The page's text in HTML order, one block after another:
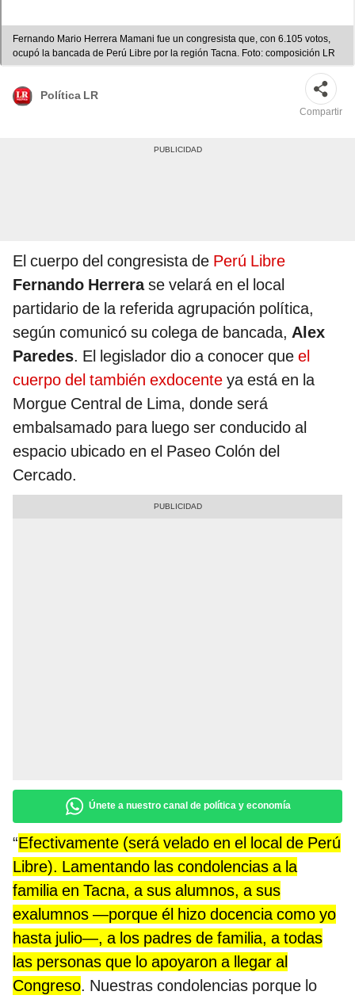
Fernando Mario Herrera Mamani fue un congresista que, con 6.105 votos,
ocupó la bancada de Perú Libre por la región Tacna. Foto: composición LR
Política LR
Compartir
El cuerpo del congresista de Perú Libre
Fernando Herrerase velará en el local
partidario de la referida agrupación política,
según comunicó su colega de bancada, Alex
Paredes. El legislador dio a conocer que el
cuerpo del también exdocente ya está en la
Morgue Central de Lima, donde será
embalsamado para luego ser conducido al
espacio ubicado en el Paseo Colón del
Cercado.
Únete a nuestro canal de política y economía
“Efectivamente (será velado en el local de Perú
Libre). Lamentando las condolencias a la
familia en Tacna, a sus alumnos, a sus
exalumnos —porque él hizo docencia como yo
hasta julio—, a los padres de familia, a todas
las personas que lo apoyaron a llegar al
Congreso. Nuestras condolencias porque lo